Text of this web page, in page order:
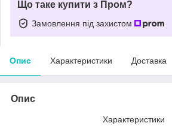
Що таке купити з Пром?
Замовлення під захистом
Опис Характеристики Доставка
Опис
Характеристики